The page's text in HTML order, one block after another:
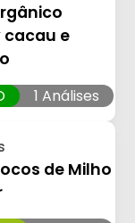
e
1 Análises
de Milho